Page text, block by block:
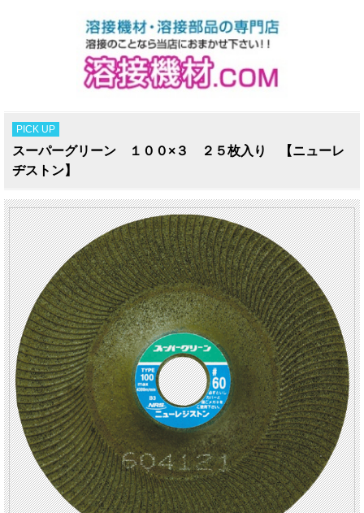
PICK UP
スーパーグリーン １００×３ ２５枚入り 【ニューレ
ヂストン】